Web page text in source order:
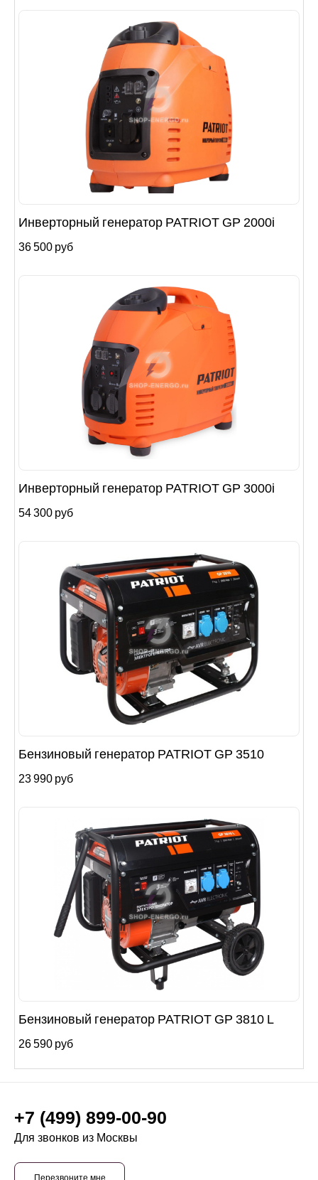
Инверторный генератор PATRIOT GP 2000i
36 500 руб
Инверторный генератор PATRIOT GP 3000i
54 300 руб
Бензиновый генератор PATRIOT GP 3510
23 990 руб
Бензиновый генератор PATRIOT GP 3810 L
26 590 руб
+7 (499) 899-00-90
Для звонков из Москвы